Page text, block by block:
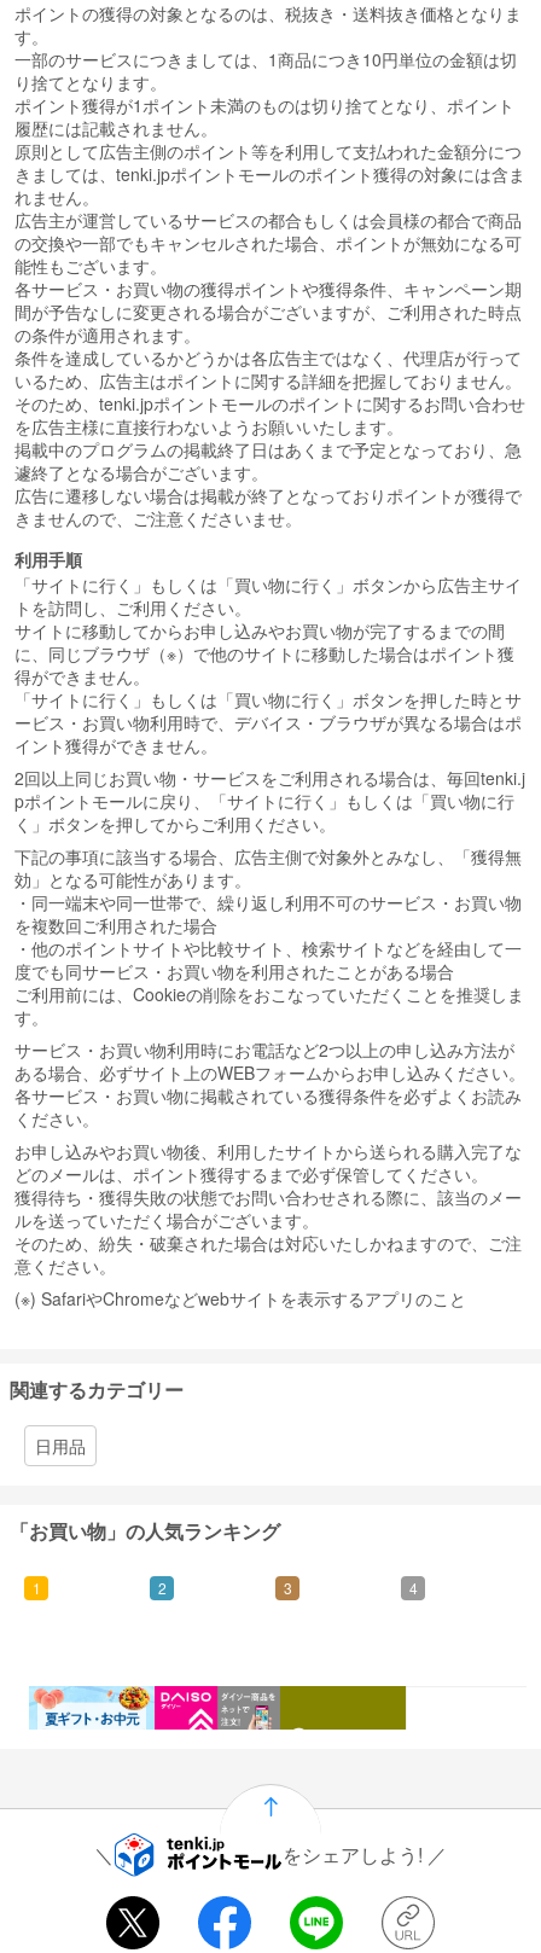
ポイントの獲得の対象となるのは、税抜き・送料抜き価格となりま
す。
一部のサービスにつきましては、1商品につき10円単位の金額は切
り捨てとなります。
ポイント獲得が1ポイント未満のものは切り捨てとなり、ポイント
履歴には記載されません。
原則として広告主側のポイント等を利用して支払われた金額分につ
きましては、tenki.jpポイントモールのポイント獲得の対象には含ま
れません。
広告主が運営しているサービスの都合もしくは会員様の都合で商品
の交換や一部でもキャンセルされた場合、ポイントが無効になる可
能性もございます。
各サービス・お買い物の獲得ポイントや獲得条件、キャンペーン期
間が予告なしに変更される場合がございますが、ご利用された時点
の条件が適用されます。
条件を達成しているかどうかは各広告主ではなく、代理店が行って
いるため、広告主はポイントに関する詳細を把握しておりません。
そのため、tenki.jpポイントモールのポイントに関するお問い合わせ
を広告主様に直接行わないようお願いいたします。
掲載中のプログラムの掲載終了日はあくまで予定となっており、急
遽終了となる場合がございます。
広告に遷移しない場合は掲載が終了となっておりポイントが獲得で
きませんので、ご注意くださいませ。
利用手順
「サイトに行く」もしくは「買い物に行く」ボタンから広告主サイ
トを訪問し、ご利用ください。
サイトに移動してからお申し込みやお買い物が完了するまでの間
に、同じブラウザ（※）で他のサイトに移動した場合はポイント獲
得ができません。
「サイトに行く」もしくは「買い物に行く」ボタンを押した時とサ
ービス・お買い物利用時で、デバイス・ブラウザが異なる場合はポ
イント獲得ができません。
2回以上同じお買い物・サービスをご利用される場合は、毎回tenki.j
pポイントモールに戻り、「サイトに行く」もしくは「買い物に行
く」ボタンを押してからご利用ください。
下記の事項に該当する場合、広告主側で対象外とみなし、「獲得無
効」となる可能性があります。
・同一端末や同一世帯で、繰り返し利用不可のサービス・お買い物
を複数回ご利用された場合
・他のポイントサイトや比較サイト、検索サイトなどを経由して一
度でも同サービス・お買い物を利用されたことがある場合
ご利用前には、Cookieの削除をおこなっていただくことを推奨しま
す。
サービス・お買い物利用時にお電話など2つ以上の申し込み方法が
ある場合、必ずサイト上のWEBフォームからお申し込みください。
各サービス・お買い物に掲載されている獲得条件を必ずよくお読み
ください。
お申し込みやお買い物後、利用したサイトから送られる購入完了な
どのメールは、ポイント獲得するまで必ず保管してください。
獲得待ち・獲得失敗の状態でお問い合わせされる際に、該当のメー
ルを送っていただく場合がございます。
そのため、紛失・破棄された場合は対応いたしかねますので、ご注
意ください。
(※) SafariやChromeなどwebサイトを表示するアプリのこと
関連するカテゴリー
日用品
「お買い物」の人気ランキング
1
0.46%還元
2
1.5%還元
3 4
をシェアしよう!